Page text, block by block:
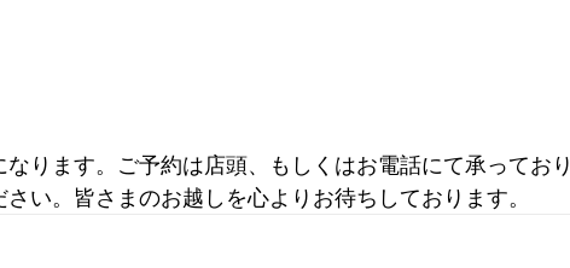
ります。ご予約は店頭、もしくはお電話にて承っており
い。皆さまのお越しを心よりお待ちしております。